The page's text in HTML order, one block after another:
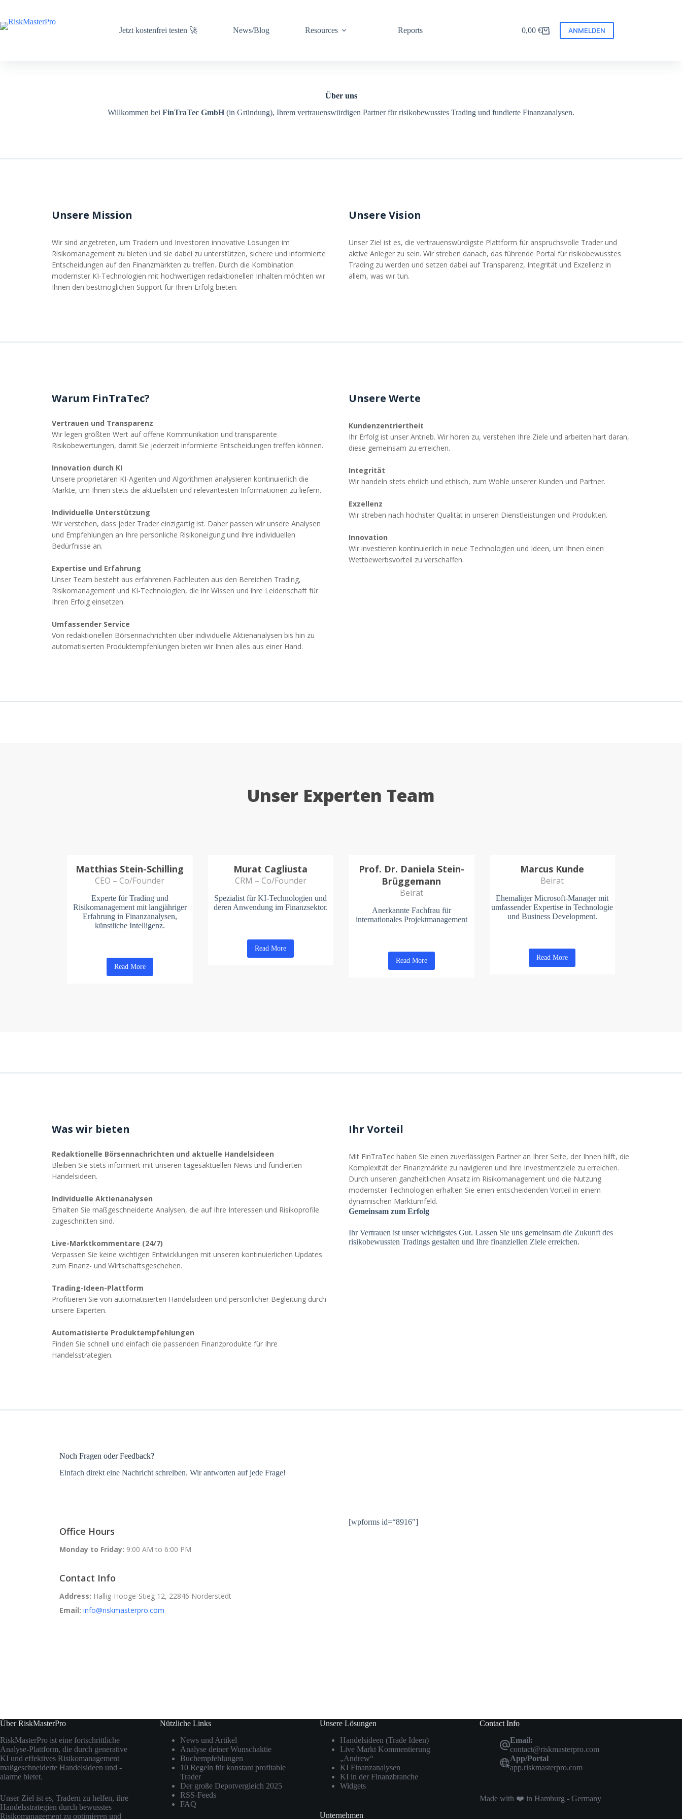
springen
Jetzt kostenfrei testen 🚀
News/Blog Resources Reports Warenkorb
0,00 € ANMELDEN
Über uns
Willkommen bei FinTraTec GmbH (in Gründung), Ihrem vertrauenswürdigen Partner für risikobewusstes Trading und fundierte Finanzanalysen.
Unsere Mission
Wir sind angetreten, um Tradern und Investoren innovative Lösungen im
Risikomanagement zu bieten und sie dabei zu unterstützen, sichere und informierte
Entscheidungen auf den Finanzmärkten zu treffen. Durch die Kombination
modernster KI-Technologien mit hochwertigen redaktionellen Inhalten möchten wir
Ihnen den bestmöglichen Support für Ihren Erfolg bieten.
Unsere Vision
Unser Ziel ist es, die vertrauenswürdigste Plattform für anspruchsvolle Trader und
aktive Anleger zu sein. Wir streben danach, das führende Portal für risikobewusstes
Trading zu werden und setzen dabei auf Transparenz, Integrität und Exzellenz in
allem, was wir tun.
Warum FinTraTec?
Vertrauen und Transparenz
Wir legen größten Wert auf offene Kommunikation und transparente
Risikobewertungen, damit Sie jederzeit informierte Entscheidungen treffen können.
Innovation durch KI
Unsere proprietären KI-Agenten und Algorithmen analysieren kontinuierlich die
Märkte, um Ihnen stets die aktuellsten und relevantesten Informationen zu liefern.
Individuelle Unterstützung
Wir verstehen, dass jeder Trader einzigartig ist. Daher passen wir unsere Analysen
und Empfehlungen an Ihre persönliche Risikoneigung und Ihre individuellen
Bedürfnisse an.
Expertise und Erfahrung
Unser Team besteht aus erfahrenen Fachleuten aus den Bereichen Trading,
Risikomanagement und KI-Technologien, die ihr Wissen und ihre Leidenschaft für
Ihren Erfolg einsetzen.
Umfassender Service
Von redaktionellen Börsennachrichten über individuelle Aktienanalysen bis hin zu
automatisierten Produktempfehlungen bieten wir Ihnen alles aus einer Hand.
Unsere Werte
Kundenzentriertheit
Ihr Erfolg ist unser Antrieb. Wir hören zu, verstehen Ihre Ziele und arbeiten hart daran,
diese gemeinsam zu erreichen.
Integrität
Wir handeln stets ehrlich und ethisch, zum Wohle unserer Kunden und Partner.
Exzellenz
Wir streben nach höchster Qualität in unseren Dienstleistungen und Produkten.
Innovation
Wir investieren kontinuierlich in neue Technologien und Ideen, um Ihnen einen
Wettbewerbsvorteil zu verschaffen.
Unser Experten Team
Matthias Stein-Schilling
CEO – Co/Founder
Experte für Trading und
Risikomanagement mit langjähriger
Erfahrung in Finanzanalysen,
künstliche Intelligenz.
Read More
Murat Cagliusta
CRM – Co/Founder
Spezialist für KI-Technologien und
deren Anwendung im Finanzsektor.
Read More
Prof. Dr. Daniela Stein-
Brüggemann
Beirat
Anerkannte Fachfrau für
internationales Projektmanagement
Read More
Marcus Kunde
Beirat
Ehemaliger Microsoft-Manager mit
umfassender Expertise in Technologie
und Business Development.
Read More
Was wir bieten
Redaktionelle Börsennachrichten und aktuelle Handelsideen
Bleiben Sie stets informiert mit unseren tagesaktuellen News und fundierten
Handelsideen.
Individuelle Aktienanalysen
Erhalten Sie maßgeschneiderte Analysen, die auf Ihre Interessen und Risikoprofile
zugeschnitten sind.
Live-Marktkommentare (24/7)
Verpassen Sie keine wichtigen Entwicklungen mit unseren kontinuierlichen Updates
zum Finanz- und Wirtschaftsgeschehen.
Trading-Ideen-Plattform
Profitieren Sie von automatisierten Handelsideen und persönlicher Begleitung durch
unsere Experten.
Automatisierte Produktempfehlungen
Finden Sie schnell und einfach die passenden Finanzprodukte für Ihre
Handelsstrategien.
Ihr Vorteil
Mit FinTraTec haben Sie einen zuverlässigen Partner an Ihrer Seite, der Ihnen hilft, die
Komplexität der Finanzmärkte zu navigieren und Ihre Investmentziele zu erreichen.
Durch unseren ganzheitlichen Ansatz im Risikomanagement und die Nutzung
modernster Technologien erhalten Sie einen entscheidenden Vorteil in einem
dynamischen Marktumfeld.
Gemeinsam zum Erfolg
Ihr Vertrauen ist unser wichtigstes Gut. Lassen Sie uns gemeinsam die Zukunft des
risikobewussten Tradings gestalten und Ihre finanziellen Ziele erreichen.
Noch Fragen oder Feedback?
Einfach direkt eine Nachricht schreiben. Wir antworten auf jede Frage!
Office Hours
Monday to Friday: 9:00 AM to 6:00 PM
Contact Info
Address: Hallig-Hooge-Stieg 12, 22846 Norderstedt
Email: info@riskmasterpro.com
[wpforms id=“8916″]
Über RiskMasterPro
RiskMasterPro ist eine fortschrittliche
Analyse-Plattform, die durch generative
KI und effektives Risikomanagement
maßgeschneiderte Handelsideen und -
alarme bietet.
Unser Ziel ist es, Tradern zu helfen, ihre
Handelsstrategien durch bewusstes
Risikomanagement zu optimieren und
Nützliche Links
News und Artikel
Analyse deiner Wunschaktie
Buchempfehlungen
10 Regeln für konstant profitable
Trader
Der große Depotvergleich 2025
RSS-Feeds
FAQ
Unsere Lösungen
Handelsideen (Trade Ideen)
Live Markt Kommentierung
„Andrew“
KI Finanzanalysen
KI in der Finanzbranche
Widgets
Unternehmen
Contact Info
Email:
contact@riskmasterpro.com
App/Portal
app.riskmasterpro.com
Made with ❤️ in Hamburg - Germany